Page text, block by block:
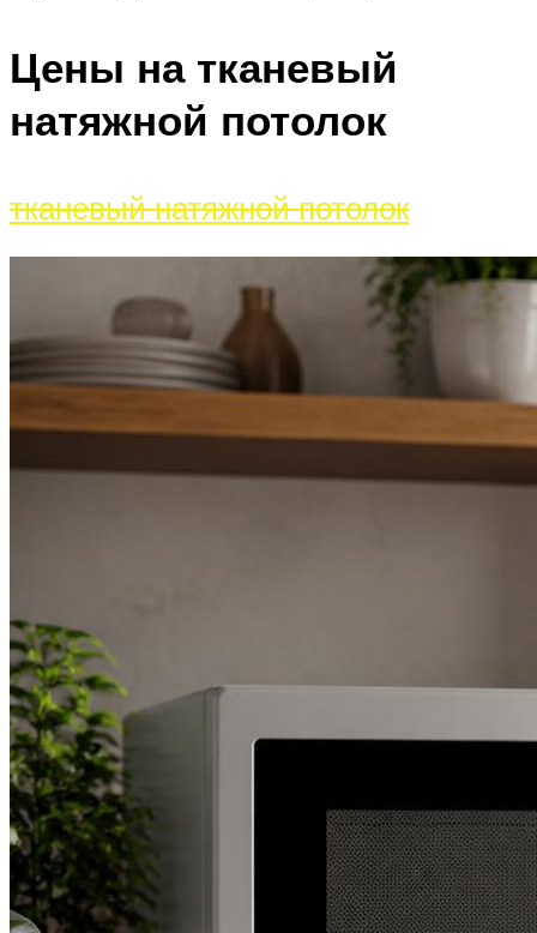
Цены на тканевый
натяжной потолок
тканевый натяжной потолок